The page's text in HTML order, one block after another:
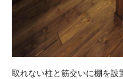
取れない柱と筋交いに棚を設